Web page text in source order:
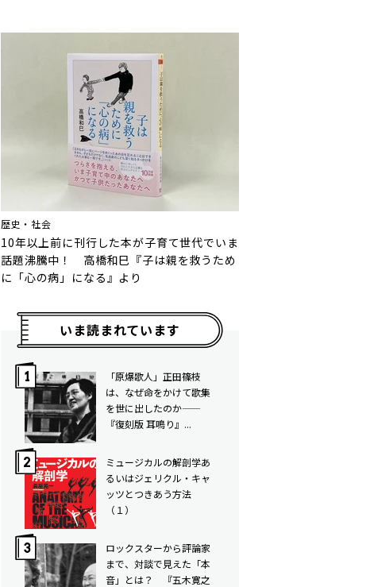
歴史・社会
10年以上前に刊行した本が子育て世代でいま
話題沸騰中！ 高橋和巳『子は親を救うため
に「心の病」になる』より
いま読まれています
「原爆歌人」正田篠枝
は、なぜ命をかけて歌集
を世に出したのか——
『復刻版 耳鳴り』...
ミュージカルの解剖学――あ
るいはジェリクル・キャ
ッツとつきあう方法
（１）
ロックスターから評論家
まで、対談で見えた「本
音」とは？ 『五木寛之